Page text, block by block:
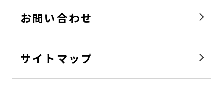
お問い合わせ
サイトマップ